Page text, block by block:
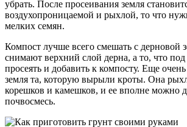
убрать. После просеивания земля
воздухопроницаемой и рыхлой, то что
мелких семян.
Компост лучше всего смешать с дерновой
снимают верхний слой дерна, а то, что
просеять и добавить к компосту. Еще
земля та, которую вырыли кроты. Она
корешков и камешков, и ее вполне можно
почвосмесь.